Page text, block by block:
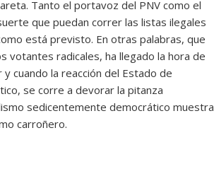
Tanto el portavoz del PNV como el
que puedan correr las listas ilegales
está previsto. En otras palabras, que
votantes radicales, ha llegado la hora de
cuando la reacción del Estado de
se corre a devorar la pitanza
sedicentemente democrático muestra
carroñero.